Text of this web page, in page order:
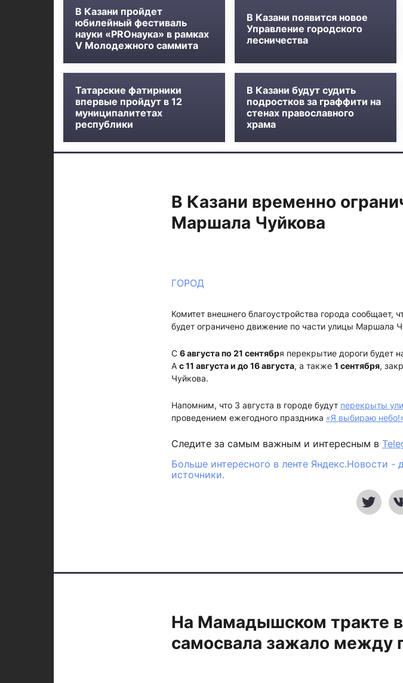
В Казани пройдет
юбилейный фестиваль
науки «PROнаука» в рамках
V Молодежного саммита
В Казани появится новое
Управление городского
лесничества
Татарские фатирники
впервые пройдут в 12
муниципалитетах
республики
В Казани будут судить
подростков за граффити на
стенах православного
храма
В Казани временно
Маршала Чуйкова
ГОРОД
Комитет внешнего благоустройства города сообщает,
будет ограничено движение по части улицы Маршала
С 6 августа по 21 сентября перекрытие дороги будет
А с 11 августа и до 16 августа, а также 1 сентября,
Чуйкова.
Напомним, что 3 августа в городе будут перекрыты
проведением ежегодного праздника «Я выбираю
Следите за самым важным и интересным в
Больше интересного в ленте Яндекс.Новости -
источники.
На Мамадышском тракте в
самосвала зажало между